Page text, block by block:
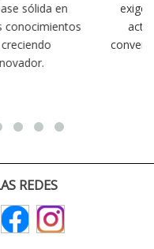
parte de mi tiempo a otras
y socorrismo. Estoy
ha sido una de las
he tomado.
REDES